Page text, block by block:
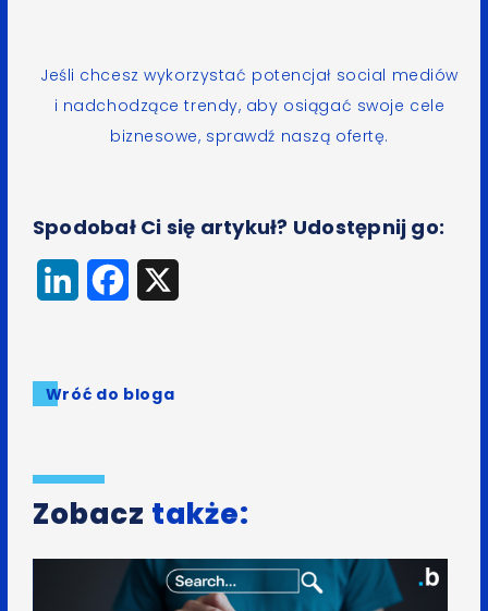
Jeśli chcesz wykorzystać potencjał social mediów
i nadchodzące trendy, aby osiągać swoje cele
biznesowe, sprawdź naszą ofertę.
Spodobał Ci się artykuł? Udostępnij go:
LinkedInFacebook
Wróć do bloga
Zobacz także: